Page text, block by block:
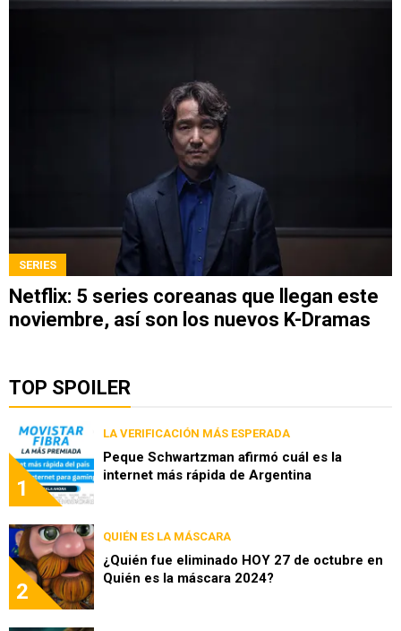
SERIES
Netflix: 5 series coreanas que llegan este
noviembre, así son los nuevos K-Dramas
TOP SPOILER
1
LA VERIFICACIÓN MÁS ESPERADA
Peque Schwartzman afirmó cuál es la
internet más rápida de Argentina
2
QUIÉN ES LA MÁSCARA
¿Quién fue eliminado HOY 27 de octubre en
Quién es la máscara 2024?